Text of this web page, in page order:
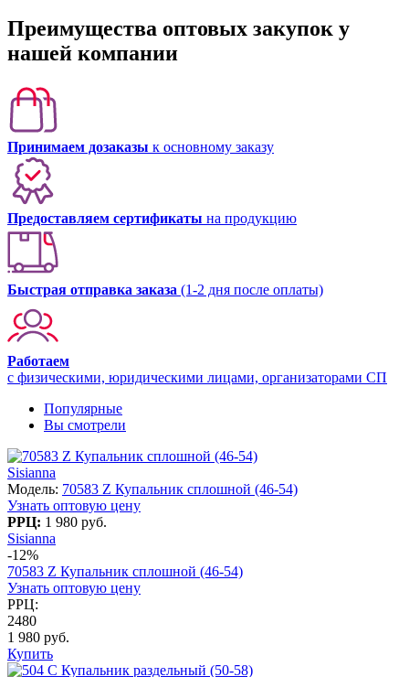
Преимущества оптовых закупок у
нашей компании
Принимаем дозаказы к основному заказу
Предоставляем сертификаты на продукцию
Быстрая отправка заказа (1-2 дня после оплаты)
Работаем
с физическими, юридическими лицами, организаторами СП
Популярные
Вы смотрели
Sisianna
Модель: 70583 Z Купальник сплошной (46-54)
Узнать оптовую цену
РРЦ: 1 980 руб.
Sisianna
-12%
70583 Z Купальник сплошной (46-54)
Узнать оптовую цену
РРЦ:
2480
1 980 руб.
Купить